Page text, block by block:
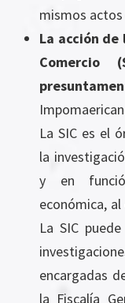
mismos
La acción
Comercio
La SIC es el
la
y en
económica,
La SIC
encargadas
la Fiscalía